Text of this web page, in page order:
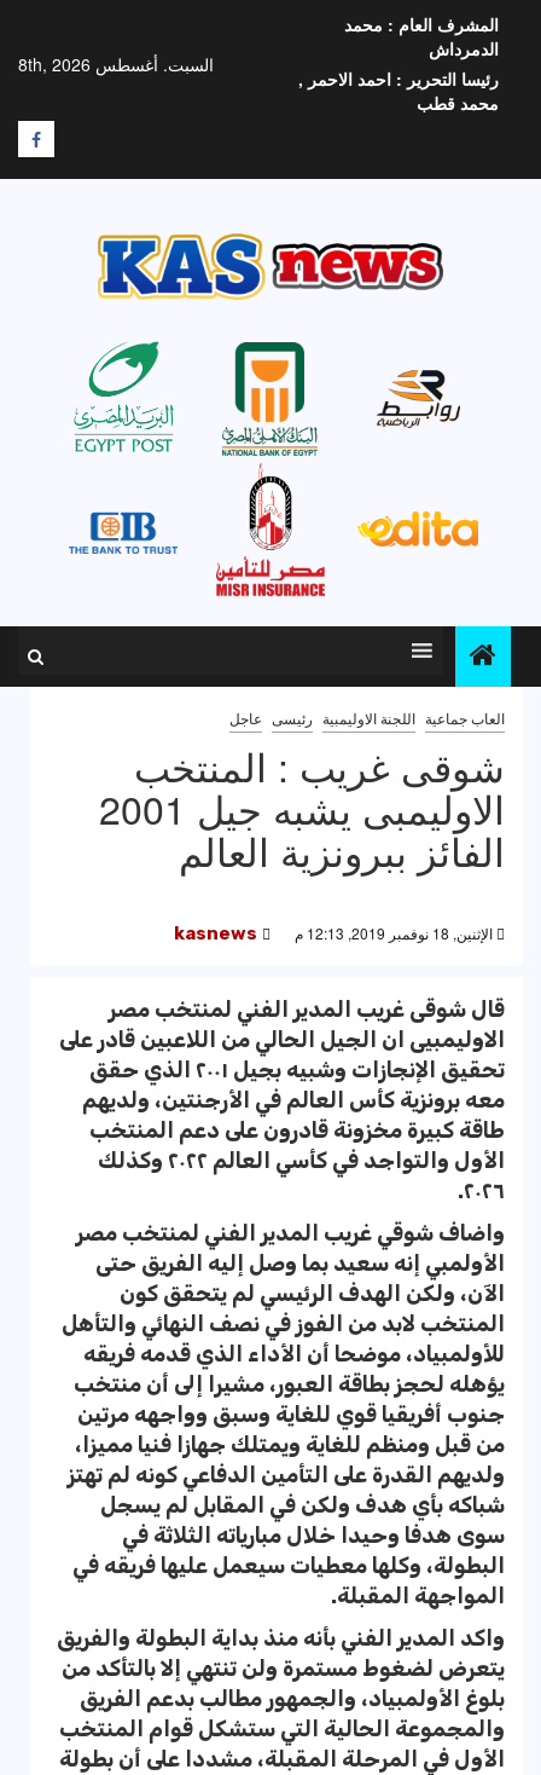
المحتوى
السبت. أغسطس 8th, 2026
المشرف العام : محمد
الدمرداش
رئيسا التحرير : احمد الاحمر ,
محمد قطب
F
العاب جماعية اللجنة الاوليمبية رئيسى عاجل
شوقى غريب : المنتخب
الاوليمبى يشبه جيل 2001
الفائز ببرونزية العالم
الإثنين, 18 نوفمبر 2019, 12:13 م kasnews
قال شوقى غريب المدير الفني لمنتخب مصر
الاوليمبيى ان الجيل الحالي من اللاعبين قادر على
تحقيق الإنجازات وشبيه بجيل ٢٠٠١ الذي حقق
معه برونزية كأس العالم في الأرجنتين، ولديهم
طاقة كبيرة مخزونة قادرون على دعم المنتخب
الأول والتواجد في كأسي العالم ٢٠٢٢ وكذلك
٢٠٢٦.
واضاف شوقي غريب المدير الفني لمنتخب مصر
الأولمبي إنه سعيد بما وصل إليه الفريق حتى
الآن، ولكن الهدف الرئيسي لم يتحقق كون
المنتخب لابد من الفوز في نصف النهائي والتأهل
للأولمبياد، موضحا أن الأداء الذي قدمه فريقه
يؤهله لحجز بطاقة العبور، مشيرا إلى أن منتخب
جنوب أفريقيا قوي للغاية وسبق وواجهه مرتين
من قبل ومنظم للغاية ويمتلك جهازا فنيا مميزا،
ولديهم القدرة على التأمين الدفاعي كونه لم تهتز
شباكه بأي هدف ولكن في المقابل لم يسجل
سوى هدفا وحيدا خلال مبارياته الثلاثة في
البطولة، وكلها معطيات سيعمل عليها فريقه في
المواجهة المقبلة.
واكد المدير الفني بأنه منذ بداية البطولة والفريق
يتعرض لضغوط مستمرة ولن تنتهي إلا بالتأكد من
بلوغ الأولمبياد، والجمهور مطالب بدعم الفريق
والمجموعة الحالية التي ستشكل قوام المنتخب
الأول في المرحلة المقبلة، مشددا على أن بطولة